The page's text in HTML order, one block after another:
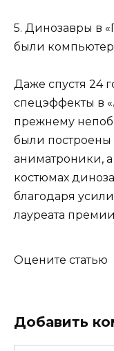
5. Динозавры в
были
Даже спустя 24
спецэффекты в «
прежнему
были построены
аниматроники,
костюмах
благодаря
лауреата
Оцените статью
Добавить